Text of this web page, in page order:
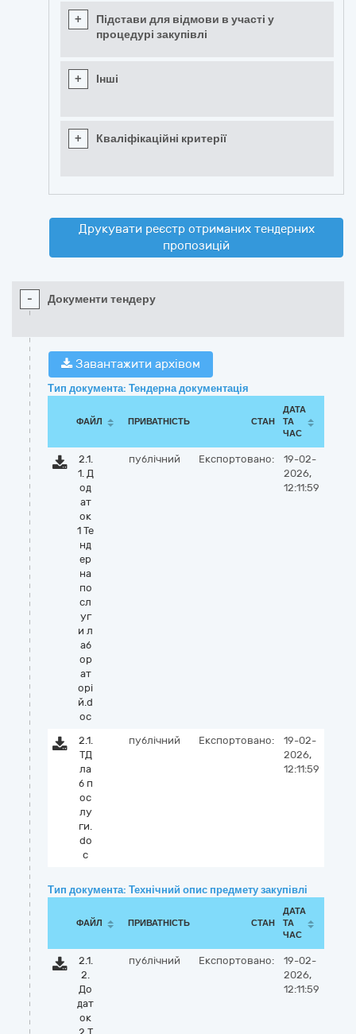
+
Підстави для відмови в участі у
процедурі закупівлі
+ Інші
+ Кваліфікаційні критерії
Друкувати реєстр отриманих тендерних
пропозицій
- Документи тендеру
Завантажити архівом
Тип документа: Тендерна документація
ФАЙЛ ПРИВАТНІСТЬ СТАН
ДАТА
ТА
ЧАС
2.1.
1. Д
од
ат
ок
1 Те
нд
ер
на
по
сл
уг
и л
аб
ор
ат
орі
й.d
oc
публічний Експортовано:
19-02-
2026,
12:11:59
2.1.
ТД
ла
б п
ос
лу
ги.
do
c
публічний Експортовано:
19-02-
2026,
12:11:59
Тип документа: Технічний опис предмету закупівлі
ФАЙЛ ПРИВАТНІСТЬ СТАН
ДАТА
ТА
ЧАС
2.1.
2.
До
дат
ок
публічний Експортовано:
19-02-
2026,
12:11:59